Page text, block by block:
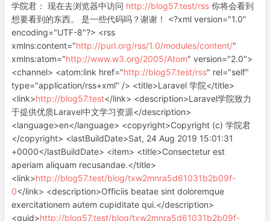
学院君： 现在去浏览器中访问 http://blog57.test/rss 你将会看到
想要看到的东西。 是一些代码吗？谢谢！ <?xml version="1.0"
encoding="UTF-8"?> <rss
xmlns:content="http://purl.org/rss/1.0/modules/content/"
xmlns:atom="http://www.w3.org/2005/Atom" version="2.0">
<channel> <atom:link href="http://blog57.test/rss" rel="self"
type="application/rss+xml" /> <title>Laravel 学院</title>
<link>http://blog57.test</link> <description>Laravel学院致力
于提供优质Laravel中文学习资源</description>
<language>en</language> <copyright>Copyright (c) 学院君
</copyright> <lastBuildDate>Sat, 24 Aug 2019 15:01:31
+0000</lastBuildDate> <item> <title>Consectetur est
aperiam aliquam recusandae.</title>
<link>http://blog57.test/blog/txw2mnra5d61031b2b09f-
0</link> <description>Officiis beatae sint doloremque
exercitationem autem cupiditate qui.</description>
<guid>http://blog57.test/blog/txw2mnra5d61031b2b09f-